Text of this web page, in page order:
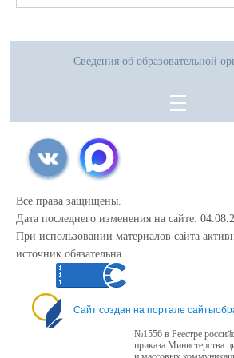
Необходимые документы:
2. Оригинал аттестата об основном общем
3. Скрин(копия) изображения страницы личного
Сведения об образовательной
Все права защищены.
Дата последнего изменения на сайте:
При использовании материалов сайта
источник обязательна
Сайт создан на портале
№1556 в Реестре
приказа Министерства